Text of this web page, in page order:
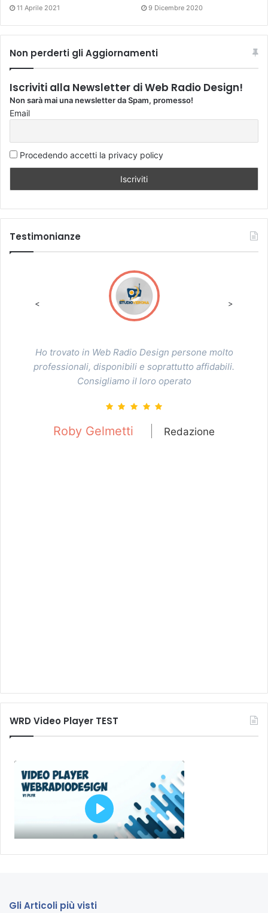
11 Aprile 2021 9 Dicembre 2020
Non perderti gli Aggiornamenti
Iscriviti alla Newsletter di Web Radio Design!
Non sarà mai una newsletter da Spam, promesso!
Email
Procedendo accetti la privacy policy
Testimonianze
Comprendere a fondo un linguaggio diverso da quello con
cui si è soliti esprimersi non è mai cosa facile, ancor più
quando gli ambiti semantici riguardano aspetti sensoriali
sfumature, movimenti qualcosa che fino a quel momento
era puramente di carattere audio, come del resto è
consono a una radio. Dal momento in cui il nuovo sito è
< >
WRD Video Player TEST
Gli Articoli più visti